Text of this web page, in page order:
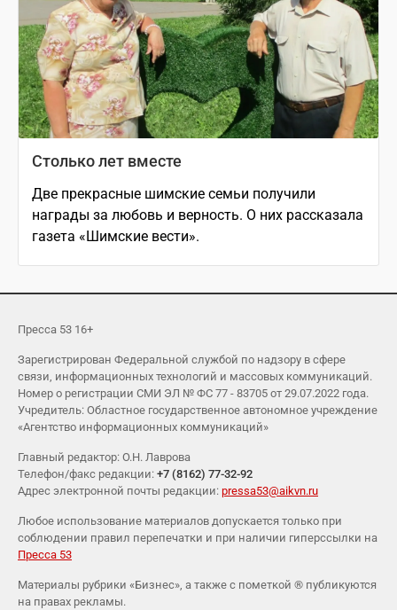
Столько лет вместе
Две прекрасные шимские семьи получили
награды за любовь и верность. О них рассказала
газета «Шимские вести».
Пресса 53 16+
Зарегистрирован Федеральной службой по надзору в сфере
связи, информационных технологий и массовых коммуникаций.
Номер о регистрации СМИ ЭЛ № ФС 77 - 83705 от 29.07.2022 года.
Учредитель: Областное государственное автономное учреждение
«Агентство информационных коммуникаций»
Главный редактор: О.Н. Лаврова
Телефон/факс редакции: +7 (8162) 77-32-92
Адрес электронной почты редакции: pressa53@aikvn.ru
Любое использование материалов допускается только при
соблюдении правил перепечатки и при наличии гиперссылки на
Пресса 53
Материалы рубрики «Бизнес», а также с пометкой ® публикуются
на правах рекламы.